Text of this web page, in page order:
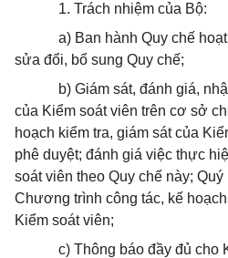
1. Trách nhiệm của Bộ:
a) Ban hành Quy chế
sửa đổi, bổ sung Quy chế;
b) Giám sát, đánh giá,
của Kiểm soát viên trên cơ sở
hoạch kiểm tra, giám sát của
phê duyệt; đánh giá việc thực
soát viên theo Quy chế này;
Chương trình công tác, kế
Kiểm soát viên;
c) Thông báo đầy đủ cho